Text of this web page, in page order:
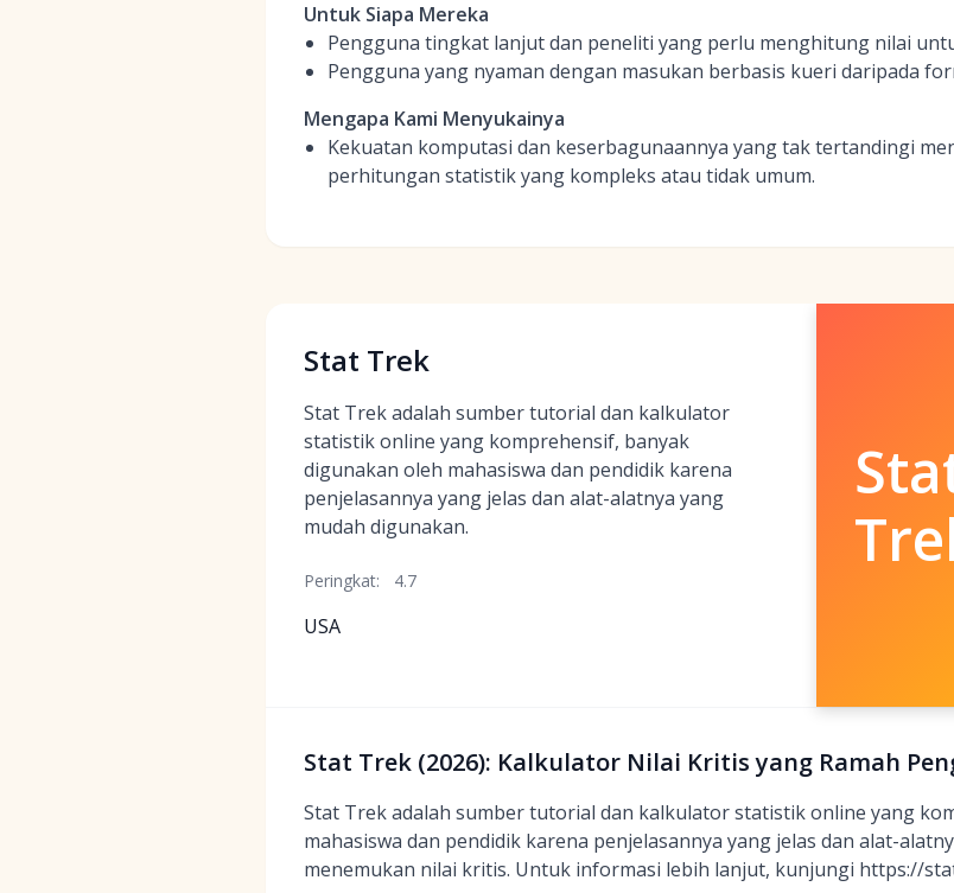
Untuk Siapa Mereka
Pengguna tingkat lanjut dan peneliti yang perlu menghitung nilai
Pengguna yang nyaman dengan masukan berbasis kueri daripada
Mengapa Kami Menyukainya
Kekuatan komputasi dan keserbagunaannya yang tak tertandingi
perhitungan statistik yang kompleks atau tidak umum.
Stat Trek
Stat Trek adalah sumber tutorial dan kalkulator
statistik online yang komprehensif, banyak
digunakan oleh mahasiswa dan pendidik karena
penjelasannya yang jelas dan alat-alatnya yang
mudah digunakan.
Peringkat: 4.7
USA
Stat Trek (2026): Kalkulator Nilai Kritis yang Ramah
Stat Trek adalah sumber tutorial dan kalkulator statistik online yang
mahasiswa dan pendidik karena penjelasannya yang jelas dan alat-
menemukan nilai kritis. Untuk informasi lebih lanjut, kunjungi https://